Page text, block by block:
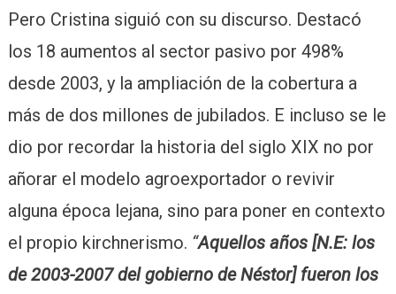
Pero Cristina siguió con su discurso. Destacó
los 18 aumentos al sector pasivo por 498%
desde 2003, y la ampliación de la cobertura a
más de dos millones de jubilados. E incluso se le
dio por recordar la historia del siglo XIX no por
añorar el modelo agroexportador o revivir
alguna época lejana, sino para poner en contexto
el propio kirchnerismo. “Aquellos años [N.E: los
de 2003-2007 del gobierno de Néstor] fueron los